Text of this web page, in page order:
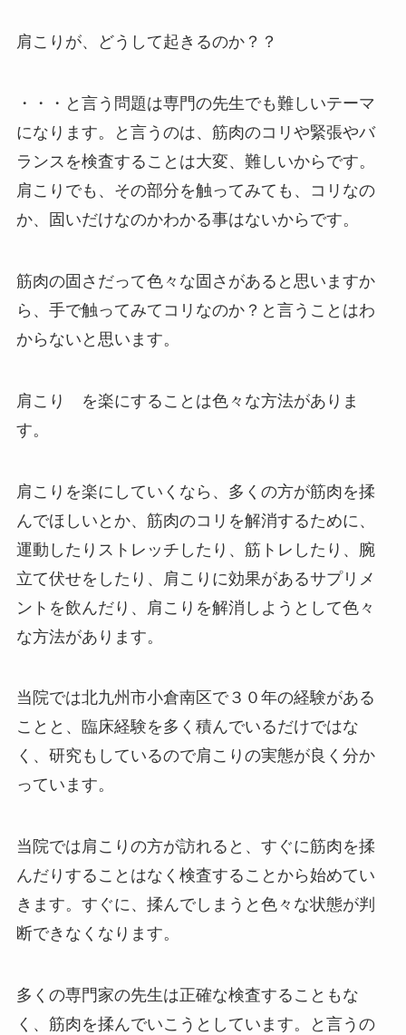
肩こりが、どうして起きるのか？？
・・・と言う問題は専門の先生でも難しいテーマ
になります。と言うのは、筋肉のコリや緊張やバ
ランスを検査することは大変、難しいからです。
肩こりでも、その部分を触ってみても、コリなの
か、固いだけなのかわかる事はないからです。
筋肉の固さだって色々な固さがあると思いますか
ら、手で触ってみてコリなのか？と言うことはわ
からないと思います。
肩こり を楽にすることは色々な方法がありま
す。
肩こりを楽にしていくなら、多くの方が筋肉を揉
んでほしいとか、筋肉のコリを解消するために、
運動したりストレッチしたり、筋トレしたり、腕
立て伏せをしたり、肩こりに効果があるサプリメ
ントを飲んだり、肩こりを解消しようとして色々
な方法があります。
当院では北九州市小倉南区で３０年の経験がある
ことと、臨床経験を多く積んでいるだけではな
く、研究もしているので肩こりの実態が良く分か
っています。
当院では肩こりの方が訪れると、すぐに筋肉を揉
んだりすることはなく検査することから始めてい
きます。すぐに、揉んでしまうと色々な状態が判
断できなくなります。
多くの専門家の先生は正確な検査することもな
く、筋肉を揉んでいこうとしています。と言うの